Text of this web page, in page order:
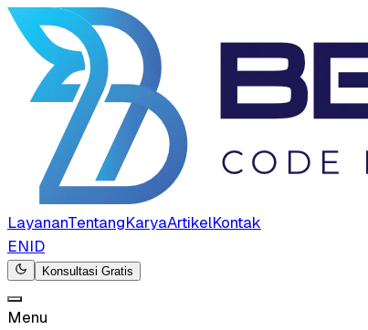
LayananTentangKaryaArtikelKontak
ENID
Konsultasi Gratis
Menu